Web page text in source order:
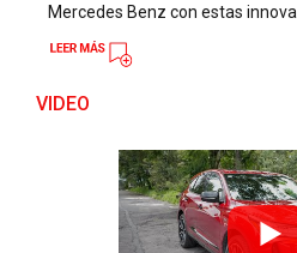
Mercedes Benz con estas
VIDEO